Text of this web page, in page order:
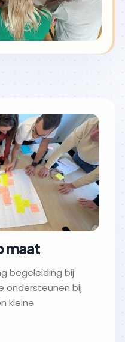
maat
begeleiding bij
ondersteunen bij
kleine